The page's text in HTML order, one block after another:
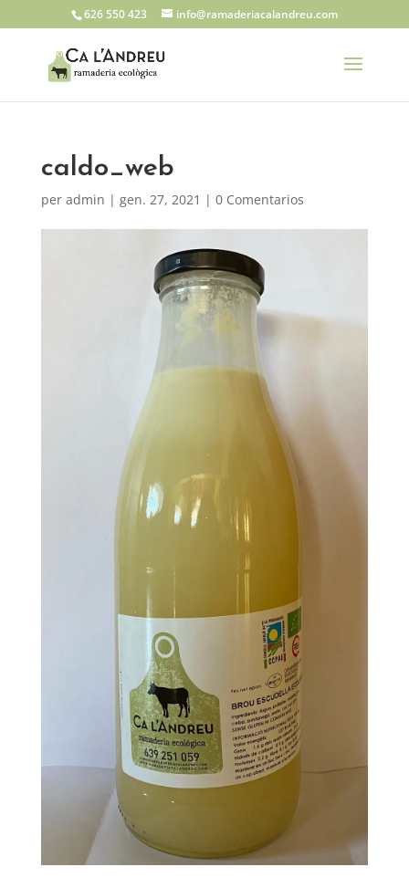
626 550 423 info@ramaderiacalandreu.com
caldo_web
per admin | gen. 27, 2021 | 0 Comentarios